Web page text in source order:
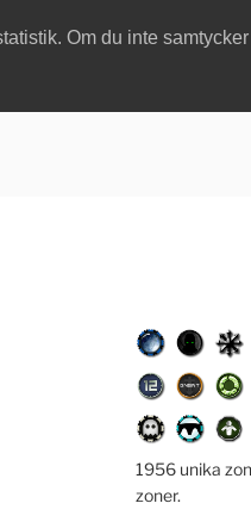
Om du inte
1956 unika
zoner.